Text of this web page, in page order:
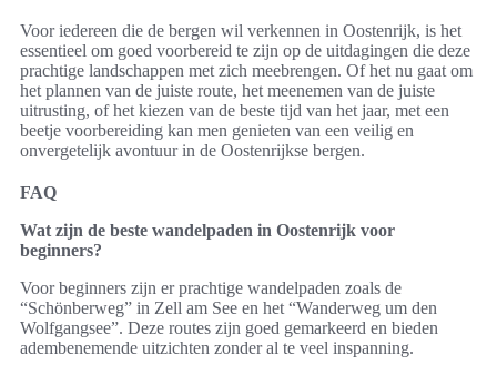
Voor iedereen die de bergen wil verkennen in Oostenrijk, is het
essentieel om goed voorbereid te zijn op de uitdagingen die deze
prachtige landschappen met zich meebrengen. Of het nu gaat om
het plannen van de juiste route, het meenemen van de juiste
uitrusting, of het kiezen van de beste tijd van het jaar, met een
beetje voorbereiding kan men genieten van een veilig en
onvergetelijk avontuur in de Oostenrijkse bergen.
FAQ
Wat zijn de beste wandelpaden in Oostenrijk voor
beginners?
Voor beginners zijn er prachtige wandelpaden zoals de
“Schönberweg” in Zell am See en het “Wanderweg um den
Wolfgangsee”. Deze routes zijn goed gemarkeerd en bieden
adembenemende uitzichten zonder al te veel inspanning.